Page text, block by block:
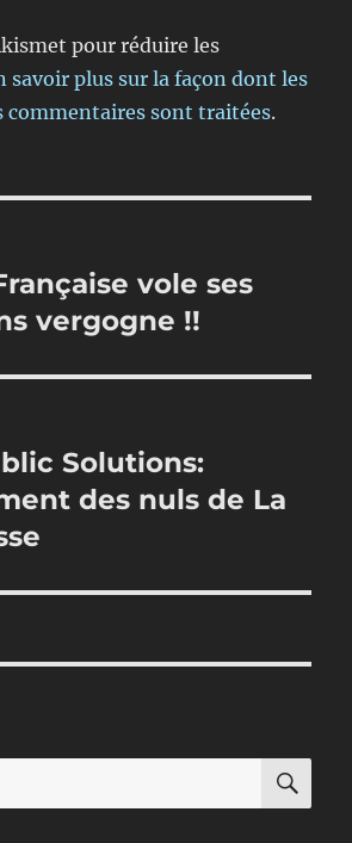
pour réduire les
savoir plus sur la façon dont les
commentaires sont traitées.
vole ses
vergogne !!
Solutions:
des nuls de La